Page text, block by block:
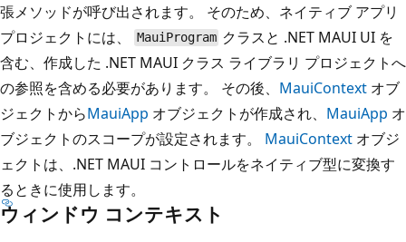
張メソッドが呼び出されます。 そのため、ネイティブ アプリ
プロジェクトには、
MauiProgram クラスと .NET MAUI UI を
含む、作成した .NET MAUI クラス ライブラリ プロジェクトへ
の参照を含める必要があります。 その後、 MauiContext オブ
ジェクトからMauiApp オブジェクトが作成され、 MauiApp オ
ブジェクトのスコープが設定されます。 MauiContext オブジ
ェクトは、.NET MAUI コントロールをネイティブ型に変換す
るときに使用します。
ウィンドウ コンテキスト